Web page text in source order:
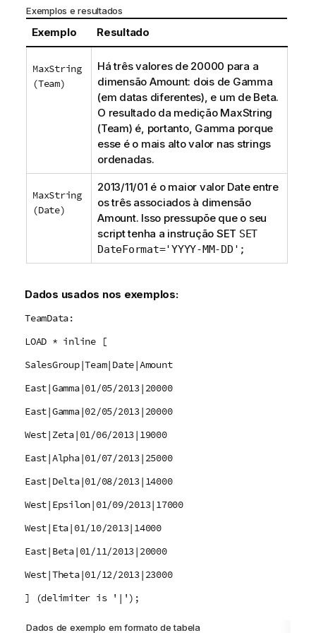
o
r
m
t
i
Exemplos e resultados
Exemplo Resultado
MaxString
(Team)
Há três valores de 20000 para a
dimensão Amount: dois de Gamma
(em datas diferentes), e um de Beta.
O resultado da medição MaxString
(Team) é, portanto, Gamma porque
esse é o mais alto valor nas strings
ordenadas.
MaxString
(Date)
2013/11/01 é o maior valor Dateentre
os três associados à dimensão
Amount. Isso pressupõe que o seu
script tenha a instrução SET SET
DateFormat='YYYY-MM-DD';
Dados usados nos exemplos:
TeamData:
LOAD * inline [
SalesGroup|Team|Date|Amount
East|Gamma|01/05/2013|20000
East|Gamma|02/05/2013|20000
West|Zeta|01/06/2013|19000
East|Alpha|01/07/2013|25000
East|Delta|01/08/2013|14000
West|Epsilon|01/09/2013|17000
West|Eta|01/10/2013|14000
East|Beta|01/11/2013|20000
West|Theta|01/12/2013|23000
] (delimiter is '|');
Dados de exemplo em formato de tabela